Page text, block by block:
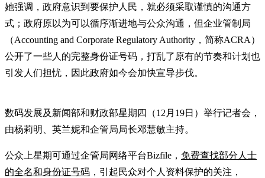
她强调，政府意识到要保护人民，就必须采取谨慎的沟通方
式；政府原以为可以循序渐进地与公众沟通，但企业管制局
（Accounting and Corporate Regulatory Authority，简称ACRA）
公开了一些人的完整身份证号码，打乱了原有的节奏和计划也
引发人们担忧，因此政府如今会加快宣导步伐。
数码发展及新闻部和财政部星期四（12月19日）举行记者会，
由杨莉明、英兰妮和企管局局长邓慧敏主持。
公众上星期可通过企管局网络平台Bizfile， 免费查找部分人士
的全名和身份证号码 ，引起民众对个人资料保护的关注，